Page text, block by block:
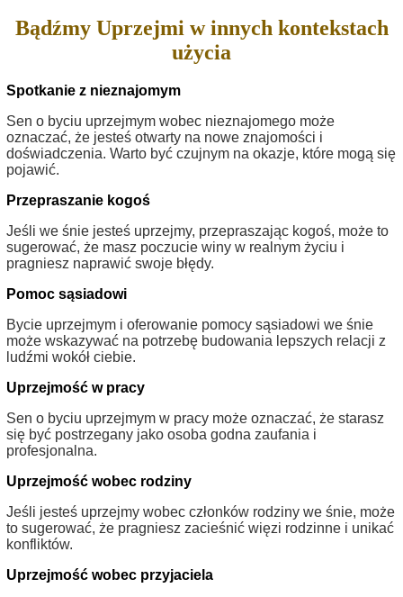
Bądźmy Uprzejmi w innych kontekstach
użycia
Spotkanie z nieznajomym
Sen o byciu uprzejmym wobec nieznajomego może
oznaczać, że jesteś otwarty na nowe znajomości i
doświadczenia. Warto być czujnym na okazje, które mogą się
pojawić.
Przepraszanie kogoś
Jeśli we śnie jesteś uprzejmy, przepraszając kogoś, może to
sugerować, że masz poczucie winy w realnym życiu i
pragniesz naprawić swoje błędy.
Pomoc sąsiadowi
Bycie uprzejmym i oferowanie pomocy sąsiadowi we śnie
może wskazywać na potrzebę budowania lepszych relacji z
ludźmi wokół ciebie.
Uprzejmość w pracy
Sen o byciu uprzejmym w pracy może oznaczać, że starasz
się być postrzegany jako osoba godna zaufania i
profesjonalna.
Uprzejmość wobec rodziny
Jeśli jesteś uprzejmy wobec członków rodziny we śnie, może
to sugerować, że pragniesz zacieśnić więzi rodzinne i unikać
konfliktów.
Uprzejmość wobec przyjaciela